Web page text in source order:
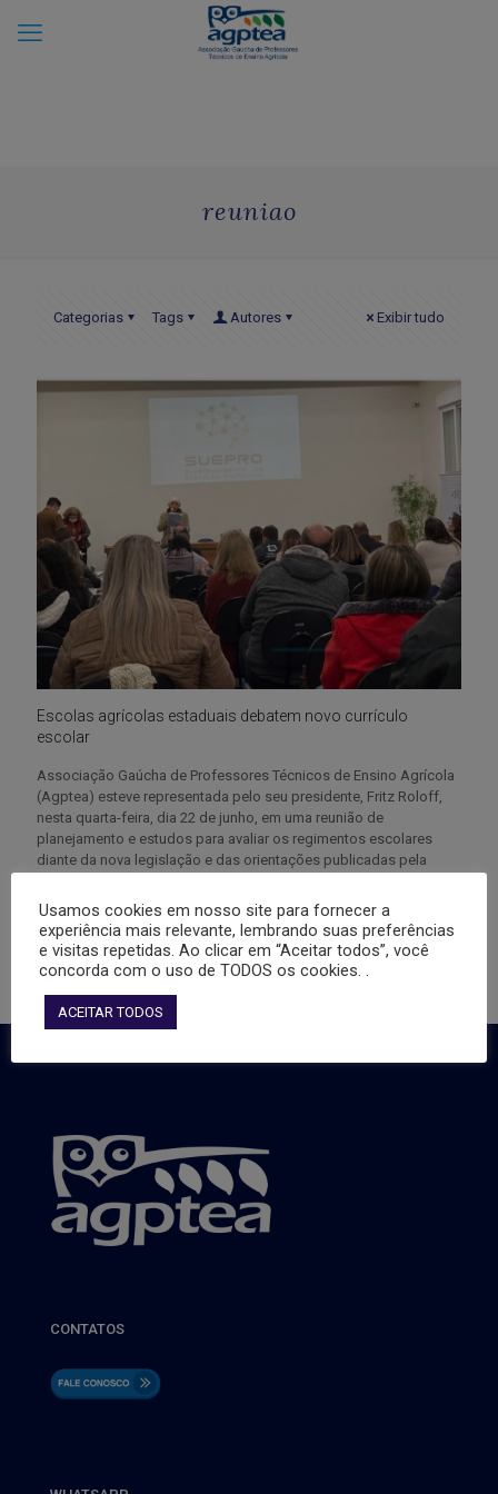
reuniao
Categorias Tags Autores Exibir tudo
Escolas agrícolas estaduais debatem novo currículo
escolar
Associação Gaúcha de Professores Técnicos de Ensino Agrícola
(Agptea) esteve representada pelo seu presidente, Fritz Roloff,
nesta quarta-feira, dia 22 de junho, em uma reunião de
planejamento e estudos para avaliar os regimentos escolares
diante da nova legislação e das orientações publicadas pela
4 0 Leia mais
CONTATOS
Usamos cookies em nosso site para fornecer a
experiência mais relevante, lembrando suas preferências
e visitas repetidas. Ao clicar em “Aceitar todos”, você
concorda com o uso de TODOS os cookies. .
ACEITAR TODOS